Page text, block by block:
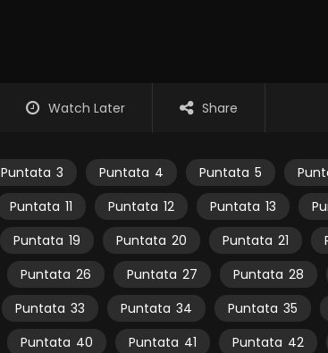
Watch Later Share
Puntata 3 Puntata 4 Puntata 5
Puntata 11 Puntata 12 Puntata 13
Puntata 19 Puntata 20 Puntata 21
Puntata 26 Puntata 27 Puntata 28
Puntata 33 Puntata 34 Puntata 35
Puntata 40 Puntata 41 Puntata 42